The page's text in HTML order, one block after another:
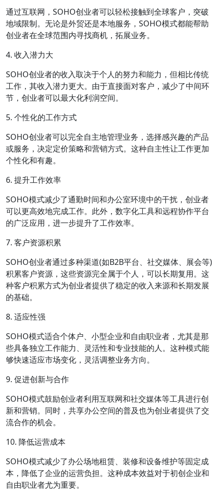
通过互联网，SOHO创业者可以轻松接触到全球客户，突破
地域限制。无论是外贸还是本地服务，SOHO模式都能帮助
创业者在全球范围内寻找商机，拓展业务。
4. 收入潜力大
SOHO创业者的收入取决于个人的努力和能力，但相比传统
工作，其收入潜力更大。由于直接面对客户，减少了中间环
节，创业者可以最大化利润空间。
5. 个性化的工作方式
SOHO创业者可以完全自主地管理业务，选择感兴趣的产品
或服务，决定定价策略和营销方式。这种自主性让工作更加
个性化和有趣。
6. 提升工作效率
SOHO模式减少了通勤时间和办公室环境中的干扰，创业者
可以更高效地完成工作。此外，数字化工具和远程协作平台
的广泛应用，进一步提升了工作效率。
7. 客户资源积累
SOHO创业者通过多种渠道(如B2B平台、社交媒体、展会等)
积累客户资源，这些资源完全属于个人，可以长期复用。这
种客户积累方式为创业者提供了稳定的收入来源和长期发展
的基础。
8. 适应性强
SOHO模式适合个体户、小型企业和自由职业者，尤其是那
些具备独立工作能力、灵活性和专业技能的人。这种模式能
够快速适应市场变化，灵活调整业务方向。
9. 促进创新与合作
SOHO模式鼓励创业者利用互联网和社交媒体等工具进行创
新和营销。同时，共享办公空间的普及也为创业者提供了交
流合作的机会。
10. 降低运营成本
SOHO模式减少了办公场地租赁、装修和设备维护等固定成
本，降低了企业的运营负担。这种成本效益对于初创企业和
自由职业者尤为重要。